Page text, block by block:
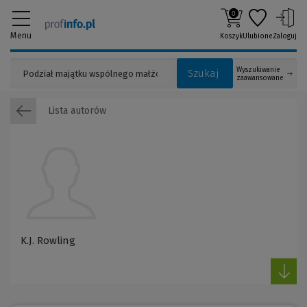
Menu
Szukaj
Wyszukiwanie
zaawansowane
0
KoszykUlubioneZaloguj
K.J. Rowling
Lista autorów